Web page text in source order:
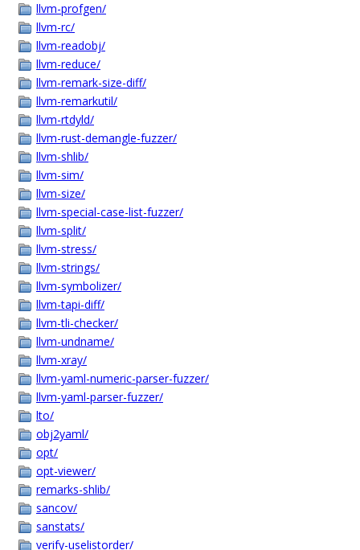
llvm-profgen/
llvm-rc/
llvm-readobj/
llvm-reduce/
llvm-remark-size-diff/
llvm-remarkutil/
llvm-rtdyld/
llvm-rust-demangle-fuzzer/
llvm-shlib/
llvm-sim/
llvm-size/
llvm-special-case-list-fuzzer/
llvm-split/
llvm-stress/
llvm-strings/
llvm-symbolizer/
llvm-tapi-diff/
llvm-tli-checker/
llvm-undname/
llvm-xray/
llvm-yaml-numeric-parser-fuzzer/
llvm-yaml-parser-fuzzer/
lto/
obj2yaml/
opt/
opt-viewer/
remarks-shlib/
sancov/
sanstats/
verify-uselistorder/